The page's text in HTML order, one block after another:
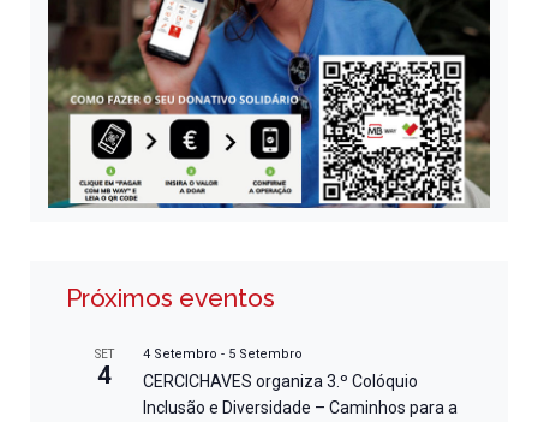
Próximos eventos
SET
4
4 Setembro - 5 Setembro
CERCICHAVES organiza 3.º Colóquio
Inclusão e Diversidade – Caminhos para a